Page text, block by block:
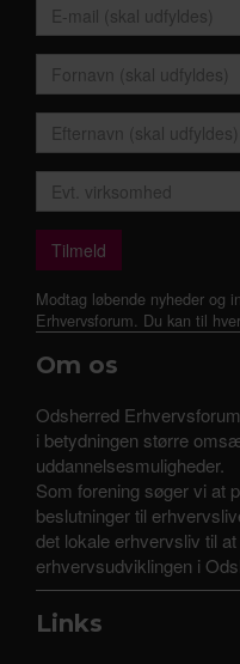
Modtag løbende nyheder og
Erhvervsforum. Du kan til
Om os
Odsherred
i betydningen større
uddannelsesmuligheder.
Som forening søger vi at
beslutninger til
det lokale erhvervsliv til
erhvervsudviklingen i
Links